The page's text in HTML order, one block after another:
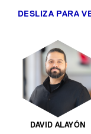
DESLIZA PARA
DAVID ALAYÓN